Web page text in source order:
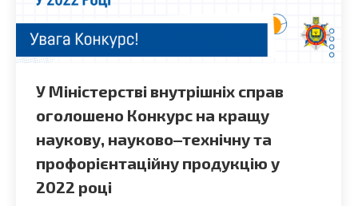
У Міністерстві внутрішніх справ
оголошено Конкурс на кращу
наукову, науково‒технічну та
профорієнтаційну продукцію у
2022 році